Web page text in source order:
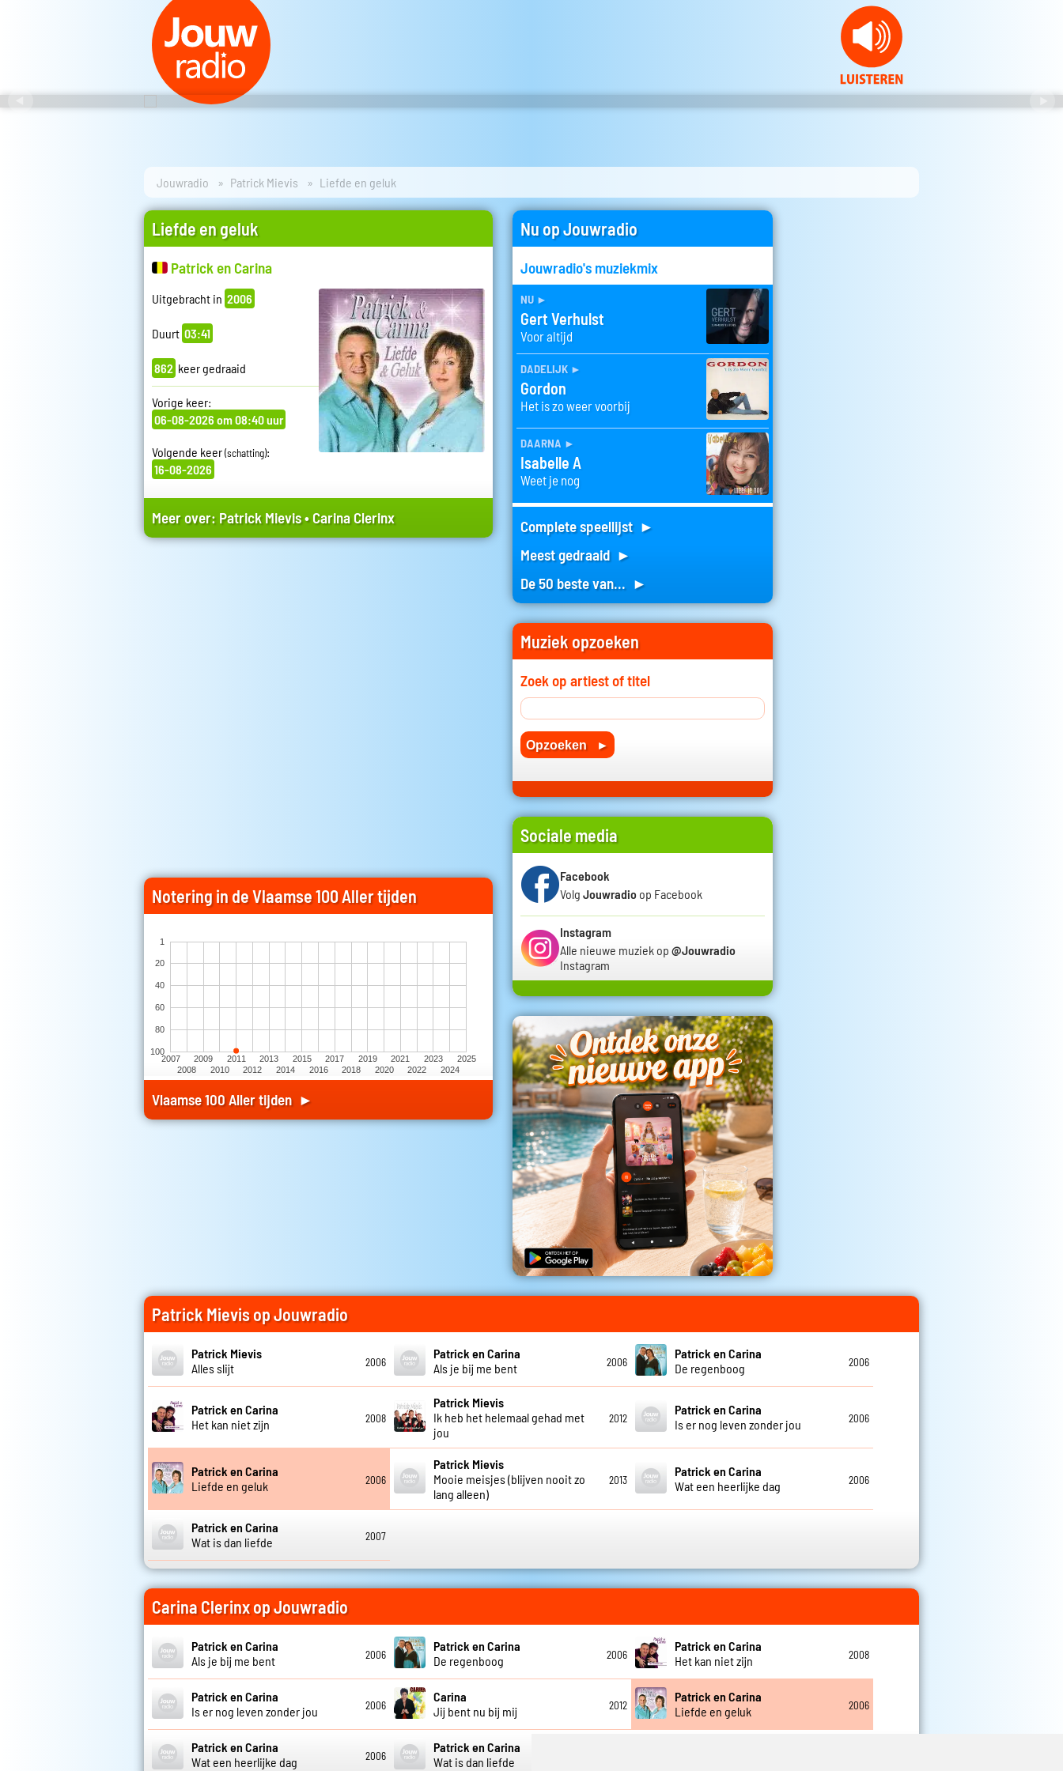
Jouwradio Patrick Mievis Liefde en geluk
Liefde en geluk
Patrick en Carina
Uitgebracht in 2006
Duurt 03:41
862 keer gedraaid
Vorige keer:
06-08-2026 om 08:40 uur
Volgende keer(schatting):
16-08-2026
Meer over: Patrick Mievis•Carina Clerinx
Notering in de Vlaamse 100 Aller tijden
2007
2008
2009
2010
2011
2012
2013
2014
2015
2016
2017
2018
2019
2020
2021
2022
2023
2024
2025
1
20
40
60
80
100
Vlaamse 100 Aller tijden ►
Nu op Jouwradio
Jouwradio's muziekmix
nu ►
Gert Verhulst
Voor altijd
dadelijk ►
Gordon
Het is zo weer voorbij
daarna ►
Isabelle A
Weet je nog
Complete speellijst ►
Meest gedraaid ►
De 50 beste van... ►
Muziek opzoeken
Zoek op artiest of titel
Sociale media
Facebook
Volg Jouwradio op Facebook
Instagram
Alle nieuwe muziek op @Jouwradio
Instagram
Patrick Mievis op Jouwradio
Patrick Mievis
Alles slijt
2006
Patrick en Carina
Als je bij me bent
2006
Patrick en Carina
De regenboog
2006
Patrick en Carina
Het kan niet zijn
2008
Patrick Mievis
Ik heb het helemaal gehad met
jou
2012
Patrick en Carina
Is er nog leven zonder jou
2006
Patrick en Carina
Liefde en geluk
2006
Patrick Mievis
Mooie meisjes (blijven nooit zo
lang alleen)
2013
Patrick en Carina
Wat een heerlijke dag
2006
Patrick en Carina
Wat is dan liefde
2007
Carina Clerinx op Jouwradio
Patrick en Carina
Als je bij me bent
2006
Patrick en Carina
De regenboog
2006
Patrick en Carina
Het kan niet zijn
2008
Patrick en Carina
Is er nog leven zonder jou
2006
Carina
Jij bent nu bij mij
2012
Patrick en Carina
Liefde en geluk
2006
Patrick en Carina
Wat een heerlijke dag
2006
Patrick en Carina
Wat is dan liefde